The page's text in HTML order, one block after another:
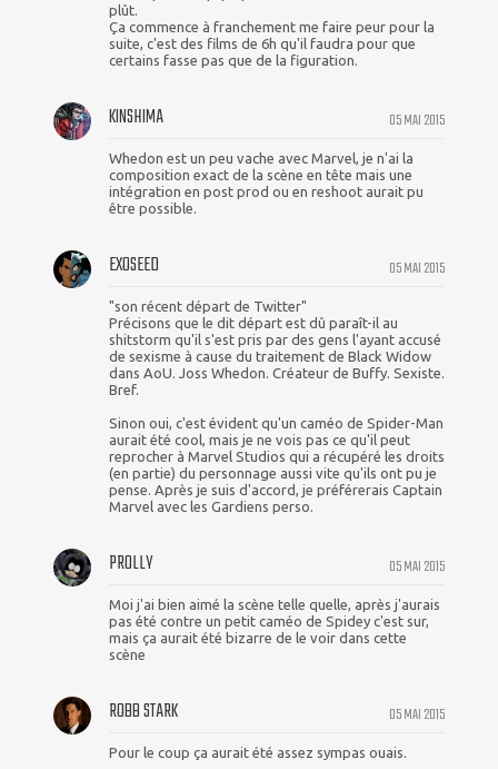
plût.
Ça commence à franchement me faire peur pour la
suite, c'est des films de 6h qu'il faudra pour que
certains fasse pas que de la figuration.
05 MAI 2015
KINSHIMA
Whedon est un peu vache avec Marvel, je n'ai la
composition exact de la scène en tête mais une
intégration en post prod ou en reshoot aurait pu
être possible.
05 MAI 2015
EXOSEED
"son récent départ de Twitter"
Précisons que le dit départ est dû paraît-il au
shitstorm qu'il s'est pris par des gens l'ayant accusé
de sexisme à cause du traitement de Black Widow
dans AoU. Joss Whedon. Créateur de Buffy. Sexiste.
Bref.
Sinon oui, c'est évident qu'un caméo de Spider-Man
aurait été cool, mais je ne vois pas ce qu'il peut
reprocher à Marvel Studios qui a récupéré les droits
(en partie) du personnage aussi vite qu'ils ont pu je
pense. Après je suis d'accord, je préférerais Captain
Marvel avec les Gardiens perso.
05 MAI 2015
PROLLY
Moi j'ai bien aimé la scène telle quelle, après j'aurais
pas été contre un petit caméo de Spidey c'est sur,
mais ça aurait été bizarre de le voir dans cette
scène
05 MAI 2015
ROBB STARK
Pour le coup ça aurait été assez sympas ouais.